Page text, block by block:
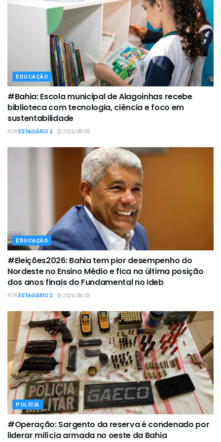
EDUCAÇÃO
#Bahia: Escola municipal de Alagoinhas recebe
biblioteca com tecnologia, ciência e foco em
sustentabilidade
PORESTAGIÁRIO 2 2026/08/05
EDUCAÇÃO
#Eleições2026: Bahia tem pior desempenho do
Nordeste no Ensino Médio e fica na última posição
dos anos finais do Fundamental no Ideb
PORESTAGIÁRIO 2 2026/08/05
POLÍCIA
#Operação: Sargento da reserva é condenado por
liderar milícia armada no oeste da Bahia